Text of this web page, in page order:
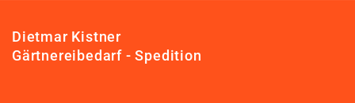
Dietmar Kistner
Gärtnereibedarf - Spedition